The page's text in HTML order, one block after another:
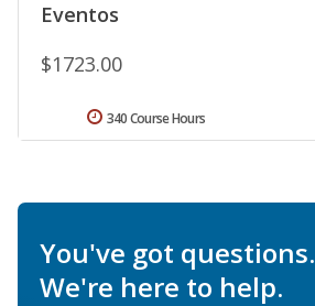
Eventos
$1723.00
340 Course Hours
You've got questions.
We're here to help.